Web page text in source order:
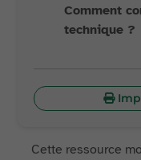
Comment
technique ?
Cette ressource